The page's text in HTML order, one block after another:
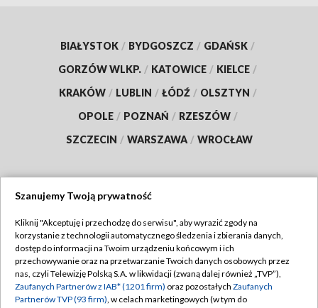
BIAŁYSTOK / BYDGOSZCZ / GDAŃSK /
GORZÓW WLKP. / KATOWICE / KIELCE /
KRAKÓW / LUBLIN / ŁÓDŹ / OLSZTYN /
OPOLE / POZNAŃ / RZESZÓW /
SZCZECIN / WARSZAWA / WROCŁAW
TVP
Abonament TVP
Emisja w TVP
Regulamin TVP
Polityka prywatności
Szanujemy Twoją prywatność
Kliknij "Akceptuję i przechodzę do serwisu", aby wyrazić zgody na
korzystanie z technologii automatycznego śledzenia i zbierania danych,
dostęp do informacji na Twoim urządzeniu końcowym i ich
przechowywanie oraz na przetwarzanie Twoich danych osobowych przez
nas, czyli Telewizję Polską S.A. w likwidacji (zwaną dalej również „TVP”),
Zaufanych Partnerów z IAB* (1201 firm) oraz pozostałych Zaufanych
Partnerów TVP (93 firm), w celach marketingowych (w tym do